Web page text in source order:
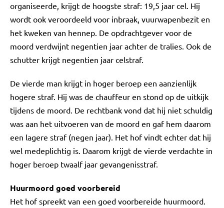
organiseerde, krijgt de hoogste straf: 19,5 jaar cel. Hij
wordt ook veroordeeld voor inbraak, vuurwapenbezit en
het kweken van hennep. De opdrachtgever voor de
moord verdwijnt negentien jaar achter de tralies. Ook de
schutter krijgt negentien jaar celstraf.
De vierde man krijgt in hoger beroep een aanzienlijk
hogere straf. Hij was de chauffeur en stond op de uitkijk
tijdens de moord. De rechtbank vond dat hij niet schuldig
was aan het uitvoeren van de moord en gaf hem daarom
een lagere straf (negen jaar). Het hof vindt echter dat hij
wel medeplichtig is. Daarom krijgt de vierde verdachte in
hoger beroep twaalf jaar gevangenisstraf.
Huurmoord goed voorbereid
Het hof spreekt van een goed voorbereide huurmoord.